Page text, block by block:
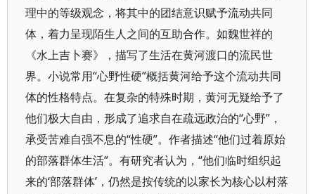
理中的等级观念，将其中的团结意识赋予流动共同
体，着力呈现陌生人之间的互助合作。如魏世祥的
《水上吉卜赛》，描写了生活在黄河渡口的流民世
界。小说常用“心野性硬”概括黄河给予这个流动共同
体的性格特点。在复杂的特殊时期，黄河无疑给予了
他们极大自由，形成了追求自在疏远政治的“心野”，
承受苦难自强不息的“性硬”。作者描述“他们过着原始
的部落群体生活”。有研究者认为，“他们临时组织起
来的‘部落群体’，仍然是按传统的以家长为核心以村落